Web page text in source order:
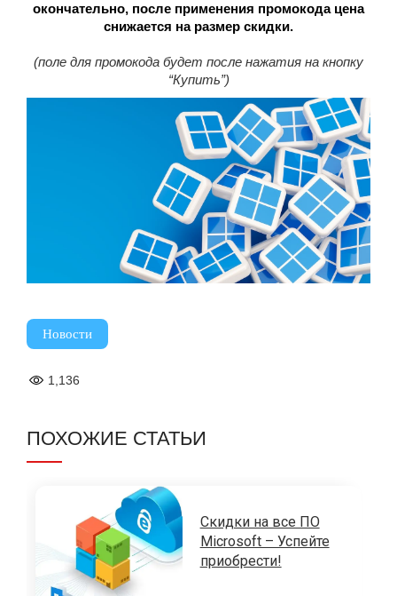
окончательно, после применения промокода цена
снижается на размер скидки.
(поле для промокода будет после нажатия на кнопку
“Купить”)
Новости
1,136
ПОХОЖИЕ СТАТЬИ
Cкидки на все ПО
Microsoft – Успейте
приобрести!